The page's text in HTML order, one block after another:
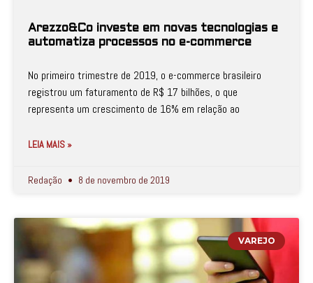
Arezzo&Co investe em novas tecnologias e
automatiza processos no e-commerce
No primeiro trimestre de 2019, o e-commerce brasileiro
registrou um faturamento de R$ 17 bilhões, o que
representa um crescimento de 16% em relação ao
LEIA MAIS »
Redação 8 de novembro de 2019
VAREJO